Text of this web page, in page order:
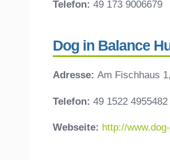
Telefon: 49 173 9006679
Dog in Balance
Adresse: Am Fischhaus
Telefon: 49 1522 4955482
Webseite: http://